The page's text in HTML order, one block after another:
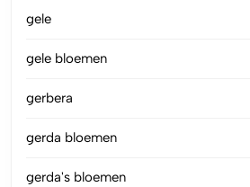
gele
gele bloemen
gerbera
gerda bloemen
gerda's bloemen